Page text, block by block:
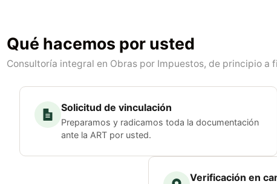
Qué hacemos por usted
Consultoría integral en Obras por Impuestos, de principio a
Solicitud de vinculación
Preparamos y radicamos toda la documentación
ante la ART por usted.
Verificación en